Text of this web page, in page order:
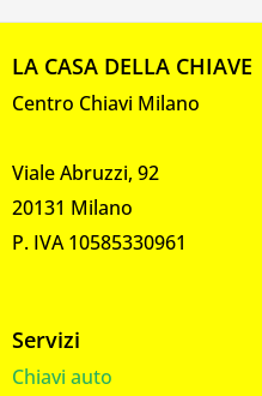
LA CASA DELLA CHIAVE
Centro Chiavi Milano
Viale Abruzzi, 92
20131 Milano
P. IVA 10585330961
Servizi
Chiavi auto